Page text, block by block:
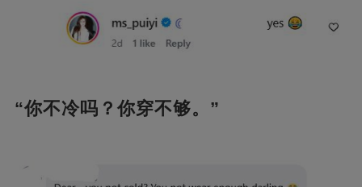
“你不冷吗？你穿不够。”